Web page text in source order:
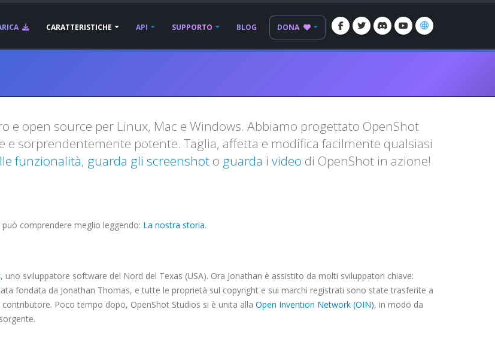
CARATTERISTICHE API SUPPORTO BLOG DONA
e open source per Linux, Mac e Windows. Abbiamo progettato OpenShot
e sorprendentemente potente. Taglia, affetta e modifica facilmente qualsiasi
funzionalità, guarda gli screenshot o guarda i video di OpenShot in azione!
comprendere meglio leggendo: La nostra storia.
, uno sviluppatore software del Nord del Texas (USA). Ora Jonathan è assistito da molti sviluppatori chiave:
fondata da Jonathan Thomas, e tutte le proprietà sul copyright e sui marchi registrati sono state trasferite a
Poco tempo dopo, OpenShot Studios si è unita alla Open Invention Network (OIN), in modo da